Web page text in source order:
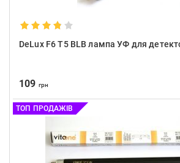
DeLux F6 T5 BLB лампа УФ для
109 грн
ТОП ПРОДАЖІВ